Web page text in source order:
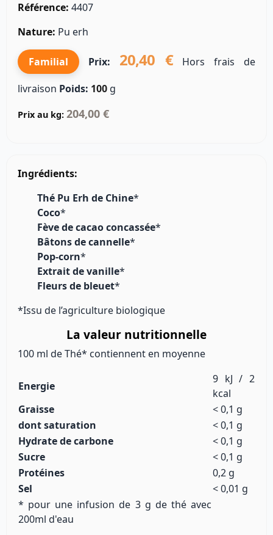
Référence: 4407
Nature: Pu erh
Familial Prix: 20,40 €Hors frais de
livraison Poids: 100 g
Prix au kg: 204,00 €
Ingrédients:
Thé Pu Erh de Chine*
Coco*
Fève de cacao concassée*
Bâtons de cannelle*
Pop-corn*
Extrait de vanille*
Fleurs de bleuet*
*Issu de l’agriculture biologique
La valeur nutritionnelle
100 ml de Thé* contiennent en moyenne
Energie
9 kJ / 2
kcal
Graisse
< 0,1 g
dont saturation
< 0,1 g
Hydrate de carbone
< 0,1 g
Sucre
< 0,1 g
Protéines
0,2 g
Sel
< 0,01 g
* pour une infusion de 3 g de thé avec
200ml d'eau